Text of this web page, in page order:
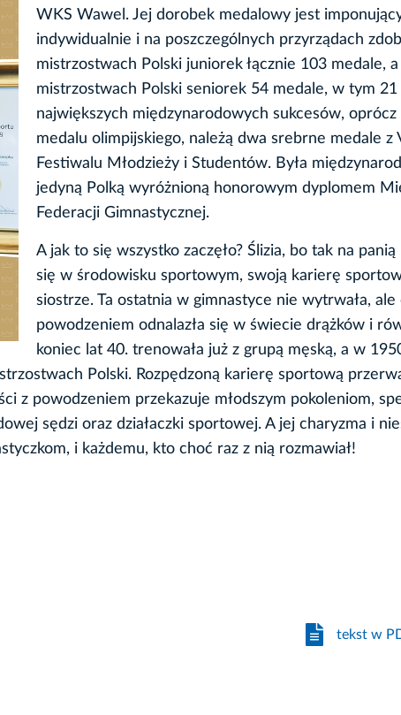
WKS Wawel. Jej dorobek medalowy jest
indywidualnie i na poszczególnych przyrządach
mistrzostwach Polski juniorek łącznie 103 medale, a
mistrzostwach Polski seniorek 54 medale, w tym 21
największych międzynarodowych sukcesów,
medalu olimpijskiego, należą dwa srebrne medale z
Festiwalu Młodzieży i Studentów. Była
jedyną Polką wyróżnioną honorowym dyplomem
Federacji Gimnastycznej.
A jak to się wszystko zaczęło? Ślizia, bo tak na
się w środowisku sportowym, swoją karierę
siostrze. Ta ostatnia w gimnastyce nie wytrwała, ale
powodzeniem odnalazła się w świecie drążków i
koniec lat 40. trenowała już z grupą męską, a w
Polski. Rozpędzoną karierę sportową
z powodzeniem przekazuje młodszym pokoleniom,
sędzi oraz działaczki sportowej. A jej charyzma i
i każdemu, kto choć raz z nią rozmawiał!
tekst w